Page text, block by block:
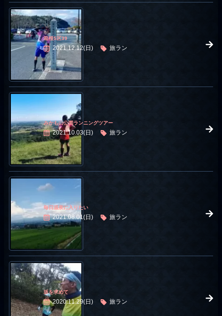
箱根5区39
2021.12.12(日) 旅ラン
みかも山公園ランニングツアー
2021.10.03(日) 旅ラン
毎日温泉に入りたい
2021.08.01(日) 旅ラン
坂を求めて
2020.11.29(日) 旅ラン